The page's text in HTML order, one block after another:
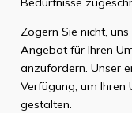
Zögern Sie nicht,
Angebot für Ihren
anzufordern. Unser
Verfügung, um
gestalten.